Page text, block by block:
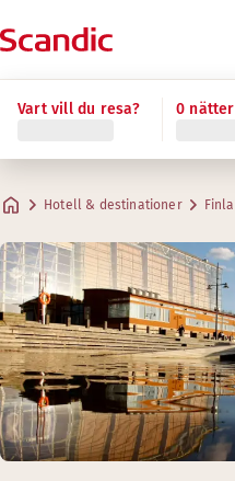
Vart vill du resa? 0 nätter
Hotell & destinationer